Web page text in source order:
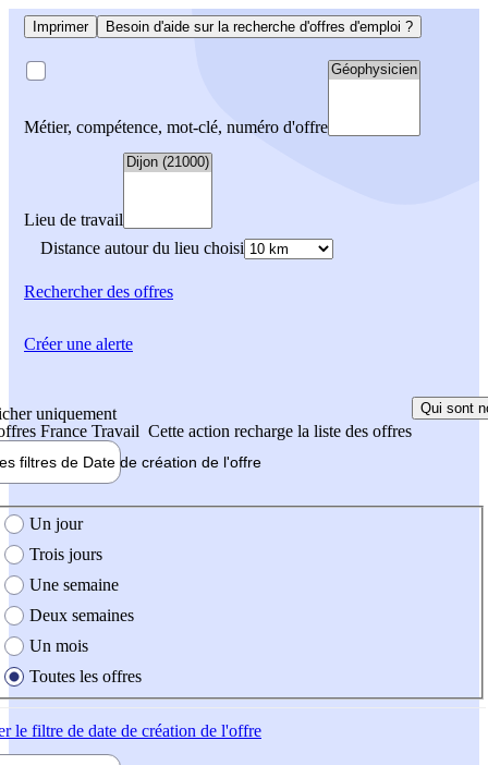
Imprimer Besoin d'aide sur la recherche d'offres d'emploi ?
Métier, compétence, mot-clé, numéro d'offre
Lieu de travail
Distance autour du lieu choisi
Rechercherdes offres
uniquement
France Travail Cette action recharge la liste des offres
Qui sont
filtres de Date de création de l'offre
création de l'offre
Un jour
Trois jours
Une semaine
Deux semaines
Un mois
Toutes les offres
le filtre de date de création de l'offre
Créer une alerte